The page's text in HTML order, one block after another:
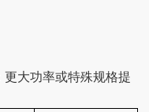
更大功率或特殊规格提